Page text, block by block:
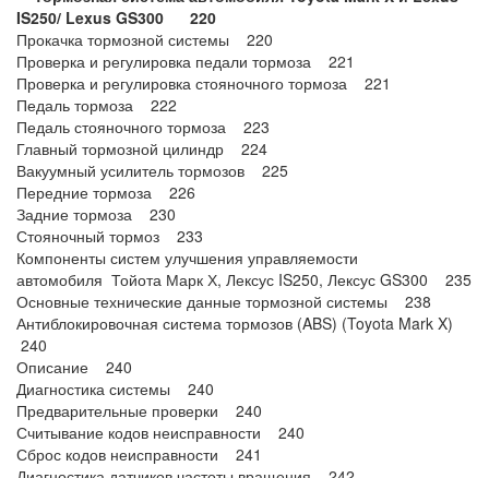
IS250/ Lexus GS300 220
Прокачка тормозной системы 220
Проверка и регулировка педали тормоза 221
Проверка и регулировка стояночного тормоза 221
Педаль тормоза 222
Педаль стояночного тормоза 223
Главный тормозной цилиндр 224
Вакуумный усилитель тормозов 225
Передние тормоза 226
Задние тормоза 230
Стояночный тормоз 233
Компоненты систем улучшения управляемости
автомобиля Тойота Марк Х, Лексус IS250, Лексус GS300 235
Основные технические данные тормозной системы 238
Антиблокировочная система тормозов (ABS) (Toyota Mark X)
240
Описание 240
Диагностика системы 240
Предварительные проверки 240
Считывание кодов неисправности 240
Сброс кодов неисправности 241